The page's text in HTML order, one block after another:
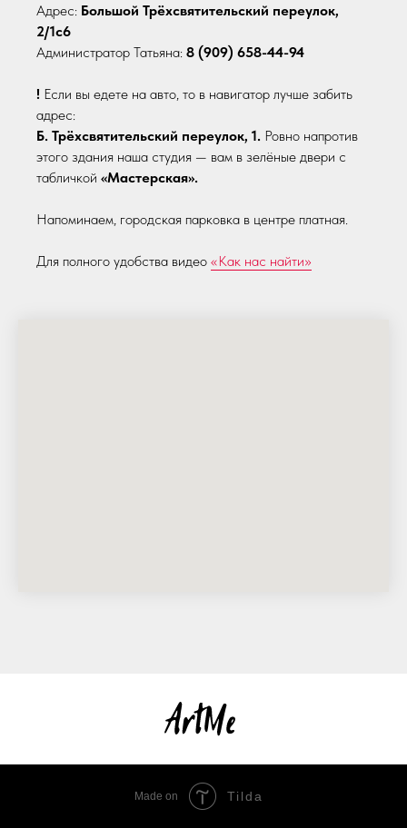
Адрес: Большой Трёхсвятительский переулок,
2/1с6
Администратор Татьяна: 8 (909) 658-44-94
! Если вы едете на авто, то в навигатор лучше забить
адрес:
Б. Трёхсвятительский переулок, 1. Ровно напротив
этого здания наша студия — вам в зелёные двери с
табличкой «Мастерская».
Напоминаем, городская парковка в центре платная.
Для полного удобства видео «Как нас найти»
Made on Tilda